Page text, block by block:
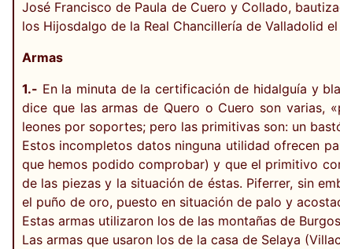
José Francisco de Paula de Cuero y Collado,
los Hijosdalgo de la Real Chancillería de Valladolid
Armas
1.- En la minuta de la certificación de hidalguía y
dice que las armas de Quero o Cuero son varias,
leones por soportes; pero las primitivas son: un
Estos incompletos datos ninguna utilidad ofrecen
que hemos podido comprobar) y que el primitivo
de las piezas y la situación de éstas. Piferrer, sin
el puño de oro, puesto en situación de palo y
Estas armas utilizaron los de las montañas de
Las armas que usaron los de la casa de Selaya